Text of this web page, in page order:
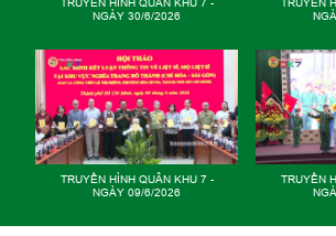
KHU 7 -
KHU 7 -
GIỮ VỮNG MẠCH NGUỒN
TRUYỀN HÌNH QUÂN KHU 7 -